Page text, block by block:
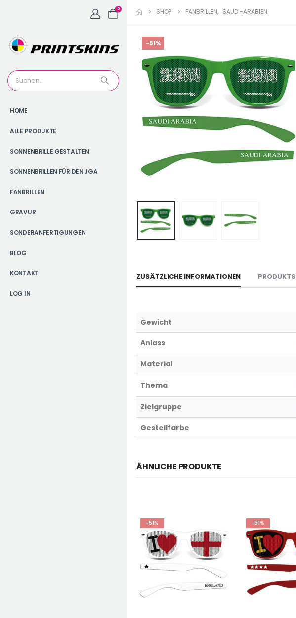
0
HOME
ALLE PRODUKTE
SONNENBRILLE GESTALTEN
SONNENBRILLEN FÜR DEN JGA
FANBRILLEN
GRAVUR
SONDERANFERTIGUNGEN
BLOG
KONTAKT
LOG IN
SHOP FANBRILLEN, SAUDI-ARABIEN
-51%
ZUSÄTZLICHE INFORMATIONEN
Gewicht
Anlass
Material
Thema
Zielgruppe
Gestellfarbe
ÄHNLICHE PRODUKTE
-51% -51%